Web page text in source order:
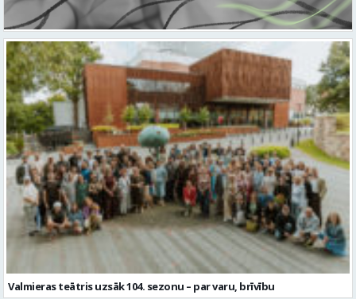
Valmieras teātris uzsāk 104. sezonu – par varu, brīvību